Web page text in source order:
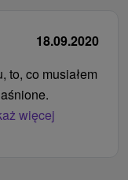
18.09.2020
to, co musiałem
więcej